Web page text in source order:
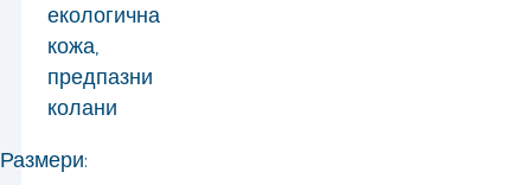
екологична
кожа,
предпазни
колани
Размери: